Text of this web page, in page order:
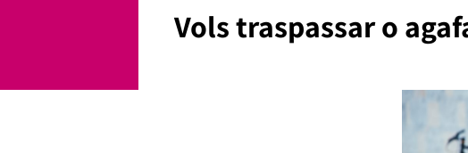
Vols traspassar o